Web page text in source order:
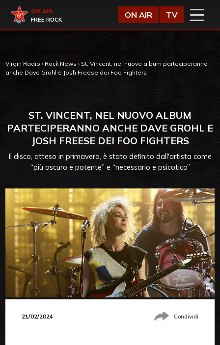
Virgin Radio
ON AIR
FREE ROCK
ON AIR TV
Virgin Radio › Rock News › St. Vincent, nel nuovo album parteciperanno
anche Dave Grohl e Josh Freese dei Foo Fighters
ST. VINCENT, NEL NUOVO ALBUM
PARTECIPERANNO ANCHE DAVE GROHL E
JOSH FREESE DEI FOO FIGHTERS
Il disco, atteso in primavera, è stato definito dall'artista come
“più oscuro e potente” e “necessario e psicotico”
21/02/2024 Condividi